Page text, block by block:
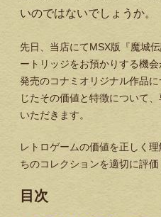
いのではないでしょうか。
先日、当店にてMSX版『魔城
ートリッジをお預かりする機
発売のコナミオリジナル作品
じたその価値と特徴について
いただきます。
レトロゲームの価値を正しく
ちのコレクションを適切に評
目次